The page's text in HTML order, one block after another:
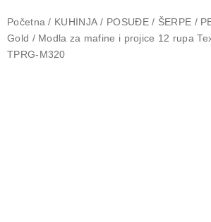
Početna / KUHINJA / POSUĐE/ ŠERPE /
Gold / Modla za mafine i projice 12 rupa
TPRG-M320